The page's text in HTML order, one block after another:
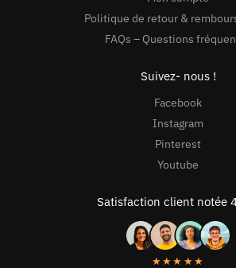
Politique de retour &
FAQs – Questions
Suivez- nous !
Facebook
Instagram
Pinterest
Youtube
Satisfaction client notée
★★★★★